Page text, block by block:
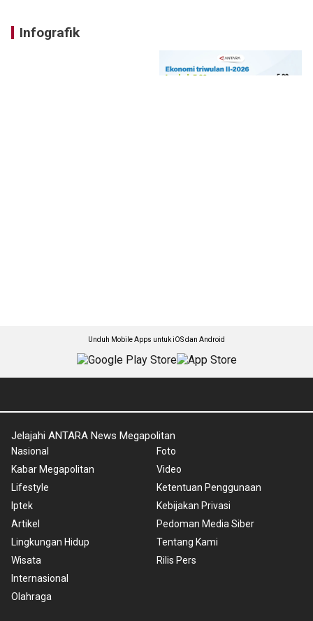
Infografik
Unduh Mobile Apps untuk iOS dan Android
Jelajahi ANTARA News Megapolitan
Nasional
Kabar Megapolitan
Lifestyle
Iptek
Artikel
Lingkungan Hidup
Wisata
Internasional
Olahraga
Foto
Video
Ketentuan Penggunaan
Kebijakan Privasi
Pedoman Media Siber
Tentang Kami
Rilis Pers